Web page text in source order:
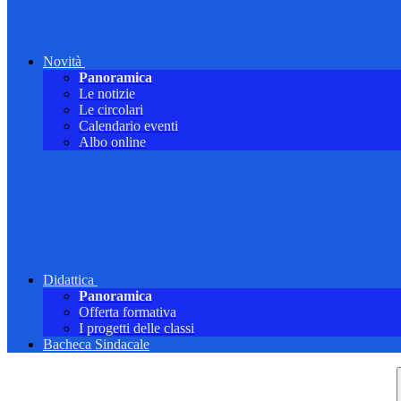
Novità
Panoramica
Le notizie
Le circolari
Calendario eventi
Albo online
Didattica
Panoramica
Offerta formativa
I progetti delle classi
Bacheca Sindacale